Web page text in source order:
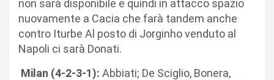
non sarà disponibile e quindi in attacco spazio
nuovamente a Cacia che farà tandem anche
contro Iturbe Al posto di Jorginho venduto al
Napoli ci sarà Donati.
Milan (4-2-3-1): Abbiati; De Sciglio, Bonera,